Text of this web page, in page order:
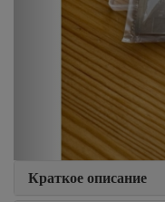
Краткое описание